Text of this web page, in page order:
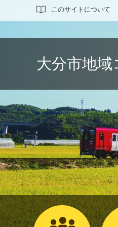
このサイトについて
サイト内検索
大分市地域